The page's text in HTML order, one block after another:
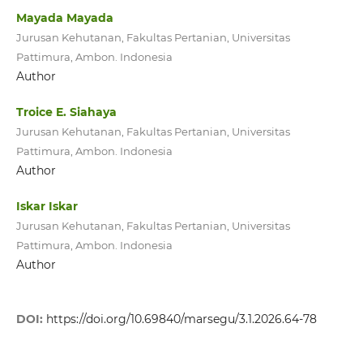
Mayada Mayada
Jurusan Kehutanan, Fakultas Pertanian, Universitas
Pattimura, Ambon. Indonesia
Author
Troice E. Siahaya
Jurusan Kehutanan, Fakultas Pertanian, Universitas
Pattimura, Ambon. Indonesia
Author
Iskar Iskar
Jurusan Kehutanan, Fakultas Pertanian, Universitas
Pattimura, Ambon. Indonesia
Author
DOI: https://doi.org/10.69840/marsegu/3.1.2026.64-78